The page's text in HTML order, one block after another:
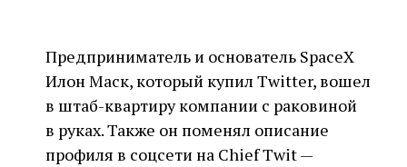
Предприниматель и основатель SpaceX
Илон Маск, который купил Twitter, вошел
в штаб-квартиру компании с раковиной
в руках. Также он поменял описание
профиля в соцсети на Chief Twit —